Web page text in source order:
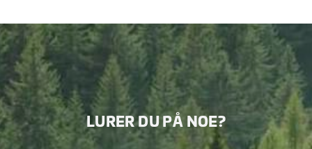
LURER DU PÅ NOE?